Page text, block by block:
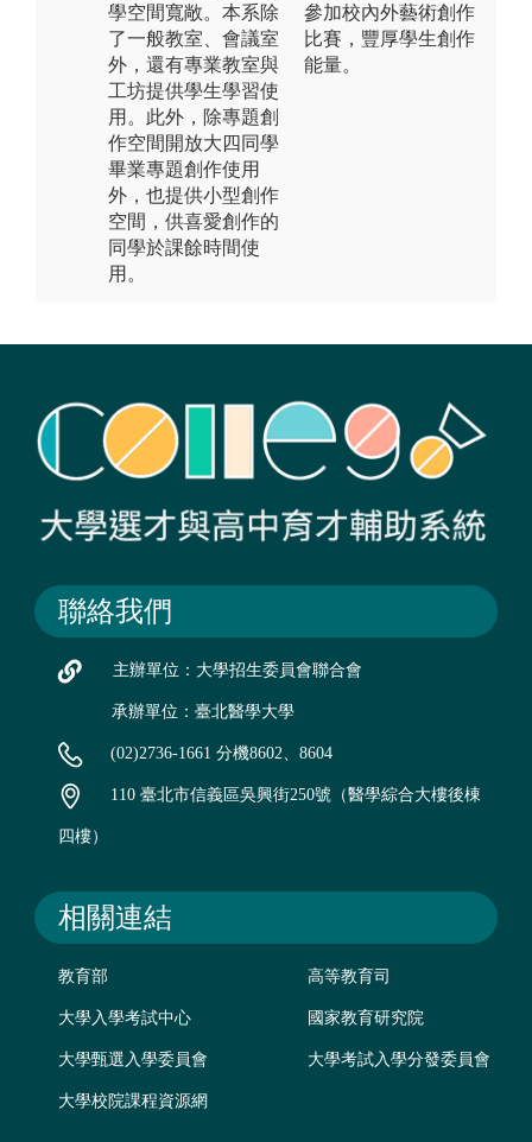
學空間寬敞。本系除
了一般教室、會議室
外，還有專業教室與
工坊提供學生學習使
用。此外，除專題創
作空間開放大四同學
畢業專題創作使用
外，也提供小型創作
空間，供喜愛創作的
同學於課餘時間使
用。
參加校內外藝術創作
比賽，豐厚學生創作
能量。
聯絡我們
主辦單位：大學招生委員會聯合會
承辦單位：臺北醫學大學
(02)2736-1661 分機8602、8604
110 臺北市信義區吳興街250號（醫學綜合大樓後棟
四樓）
相關連結
教育部 高等教育司
大學入學考試中心 國家教育研究院
大學甄選入學委員會 大學考試入學分發委員會
大學校院課程資源網